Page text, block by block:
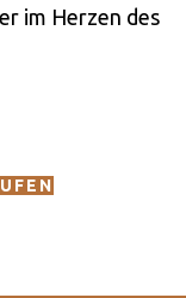
im Herzen des